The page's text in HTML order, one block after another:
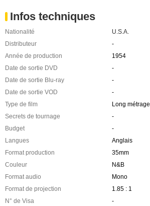
Infos techniques
Nationalité
U.S.A.
Distributeur
-
Année de production
1954
Date de sortie DVD
-
Date de sortie Blu-ray
-
Date de sortie VOD
-
Type de film
Long métrage
Secrets de tournage
-
Budget
-
Langues
Anglais
Format production
35mm
Couleur
N&B
Format audio
Mono
Format de projection
1.85 : 1
N° de Visa
-